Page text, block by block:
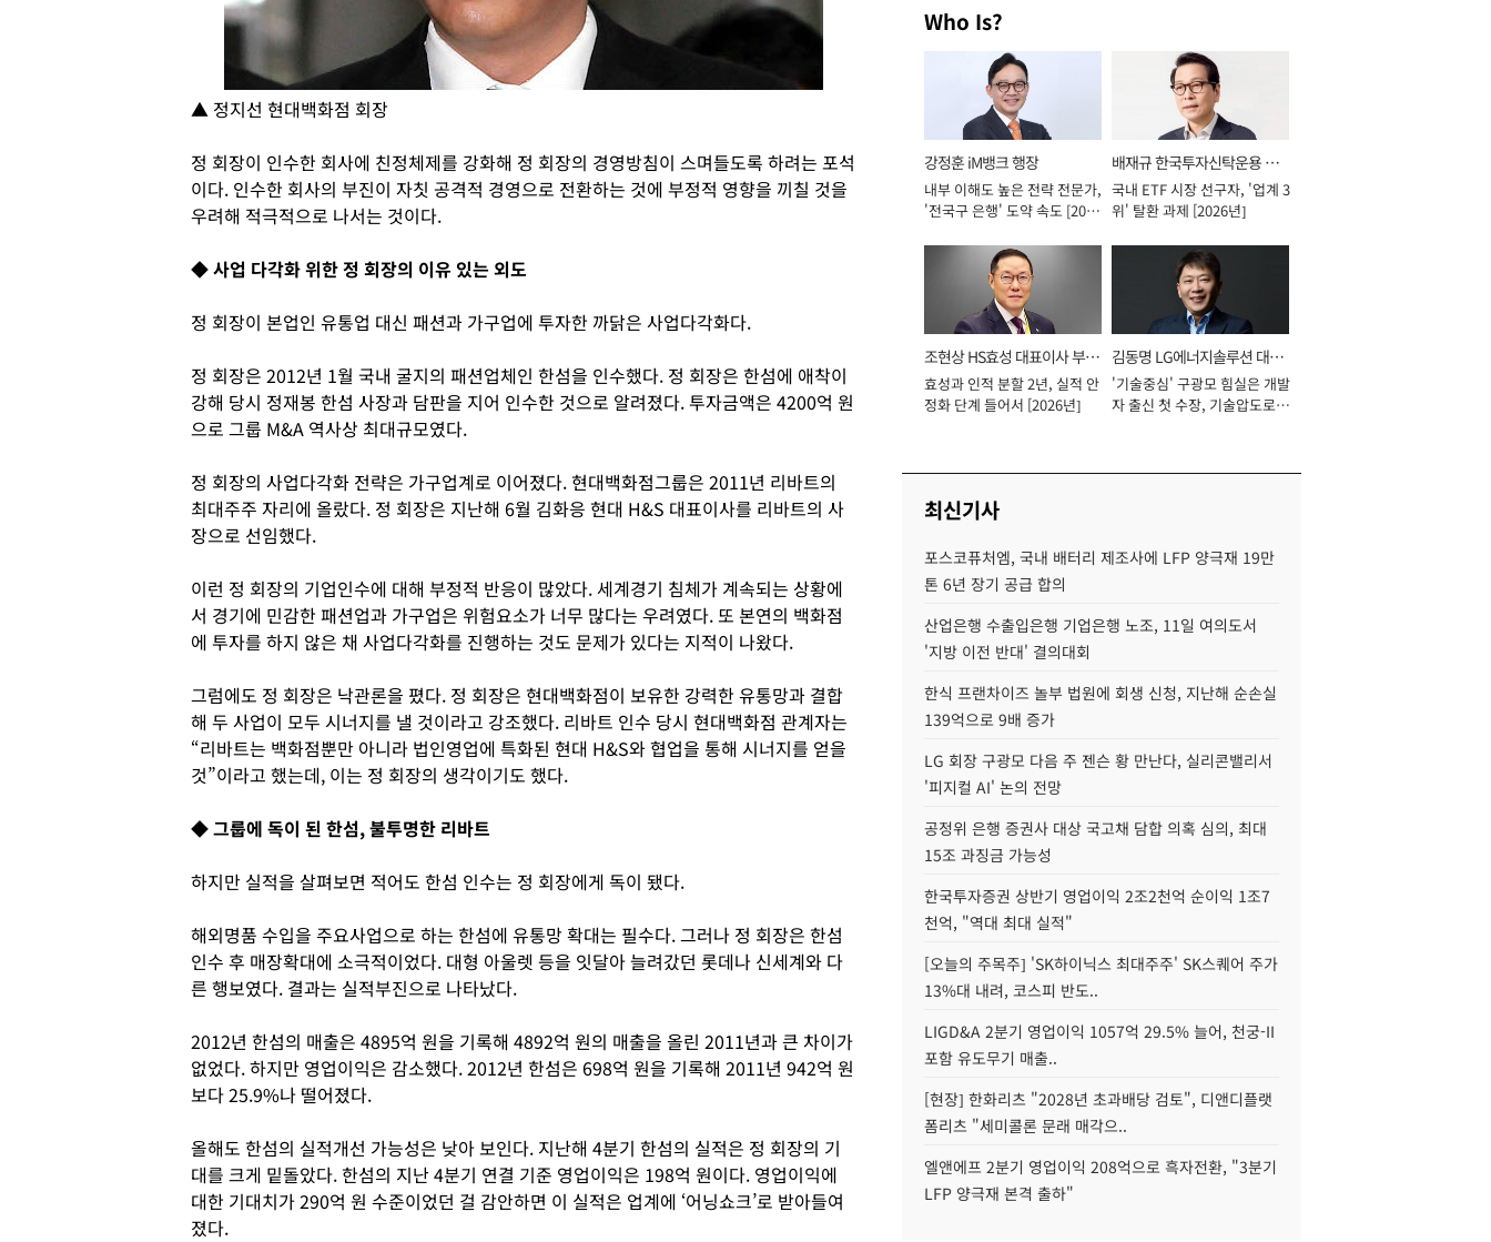
▲ 정지선 현대백화점 회장
정 회장이 인수한 회사에 친정체제를 강화해 정 회장의 경영방침이 스며들도록 하려는 포석
이다. 인수한 회사의 부진이 자칫 공격적 경영으로 전환하는 것에 부정적 영향을 끼칠 것을
우려해 적극적으로 나서는 것이다.
◆ 사업 다각화 위한 정 회장의 이유 있는 외도
정 회장이 본업인 유통업 대신 패션과 가구업에 투자한 까닭은 사업다각화다.
정 회장은 2012년 1월 국내 굴지의 패션업체인 한섬을 인수했다. 정 회장은 한섬에 애착이
강해 당시 정재봉 한섬 사장과 담판을 지어 인수한 것으로 알려졌다. 투자금액은 4200억 원
으로 그룹 M&A 역사상 최대규모였다.
정 회장의 사업다각화 전략은 가구업계로 이어졌다. 현대백화점그룹은 2011년 리바트의
최대주주 자리에 올랐다. 정 회장은 지난해 6월 김화응 현대 H&S 대표이사를 리바트의 사
장으로 선임했다.
이런 정 회장의 기업인수에 대해 부정적 반응이 많았다. 세계경기 침체가 계속되는 상황에
서 경기에 민감한 패션업과 가구업은 위험요소가 너무 많다는 우려였다. 또 본연의 백화점
에 투자를 하지 않은 채 사업다각화를 진행하는 것도 문제가 있다는 지적이 나왔다.
그럼에도 정 회장은 낙관론을 폈다. 정 회장은 현대백화점이 보유한 강력한 유통망과 결합
해 두 사업이 모두 시너지를 낼 것이라고 강조했다. 리바트 인수 당시 현대백화점 관계자는
“리바트는 백화점뿐만 아니라 법인영업에 특화된 현대 H&S와 협업을 통해 시너지를 얻을
것”이라고 했는데, 이는 정 회장의 생각이기도 했다.
◆ 그룹에 독이 된 한섬, 불투명한 리바트
하지만 실적을 살펴보면 적어도 한섬 인수는 정 회장에게 독이 됐다.
해외명품 수입을 주요사업으로 하는 한섬에 유통망 확대는 필수다. 그러나 정 회장은 한섬
인수 후 매장확대에 소극적이었다. 대형 아울렛 등을 잇달아 늘려갔던 롯데나 신세계와 다
른 행보였다. 결과는 실적부진으로 나타났다.
2012년 한섬의 매출은 4895억 원을 기록해 4892억 원의 매출을 올린 2011년과 큰 차이가
없었다. 하지만 영업이익은 감소했다. 2012년 한섬은 698억 원을 기록해 2011년 942억 원
보다 25.9%나 떨어졌다.
올해도 한섬의 실적개선 가능성은 낮아 보인다. 지난해 4분기 한섬의 실적은 정 회장의 기
대를 크게 밑돌았다. 한섬의 지난 4분기 연결 기준 영업이익은 198억 원이다. 영업이익에
대한 기대치가 290억 원 수준이었던 걸 감안하면 이 실적은 업계에 ‘어닝쇼크’로 받아들여
졌다.
Who Is?
강정훈 iM뱅크 행장
내부 이해도 높은 전략 전문가,
'전국구 은행' 도약 속도 [2026
배재규 한국투자신탁운용 대
표이사 사장
국내 ETF 시장 선구자, '업계 3
위' 탈환 과제 [2026년]
조현상 HS효성 대표이사 부회
장
효성과 인적 분할 2년, 실적 안
정화 단계 들어서 [2026년]
김동명 LG에너지솔루션 대표
이사 사장
'기술중심' 구광모 힘실은 개발
자 출신 첫 수장, 기술압도로
최신기사
포스코퓨처엠, 국내 배터리 제조사에 LFP 양극재 19만
톤 6년 장기 공급 합의
산업은행 수출입은행 기업은행 노조, 11일 여의도서
'지방 이전 반대' 결의대회
한식 프랜차이즈 놀부 법원에 회생 신청, 지난해 순손실
139억으로 9배 증가
LG 회장 구광모 다음 주 젠슨 황 만난다, 실리콘밸리서
'피지컬 AI' 논의 전망
공정위 은행 증권사 대상 국고채 담합 의혹 심의, 최대
15조 과징금 가능성
한국투자증권 상반기 영업이익 2조2천억 순이익 1조7
천억, "역대 최대 실적"
[오늘의 주목주] 'SK하이닉스 최대주주' SK스퀘어 주가
13%대 내려, 코스피 반도..
LIGD&A 2분기 영업이익 1057억 29.5% 늘어, 천궁-II
포함 유도무기 매출..
[현장] 한화리츠 "2028년 초과배당 검토", 디앤디플랫
폼리츠 "세미콜론 문래 매각으..
엘앤에프 2분기 영업이익 208억으로 흑자전환, "3분기
LFP 양극재 본격 출하"